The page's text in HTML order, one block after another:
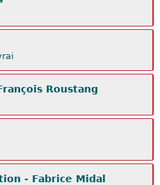
Roustang
- Fabrice Midal